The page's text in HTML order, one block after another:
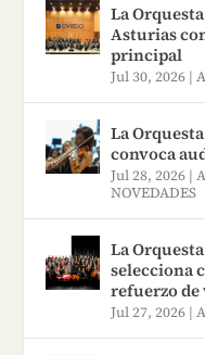
La
Asturias
principal
Jul 30, 2026 |
La
convoca
Jul 28, 2026 |
NOVEDADES
La
selecciona
refuerzo
Jul 27, 2026 |